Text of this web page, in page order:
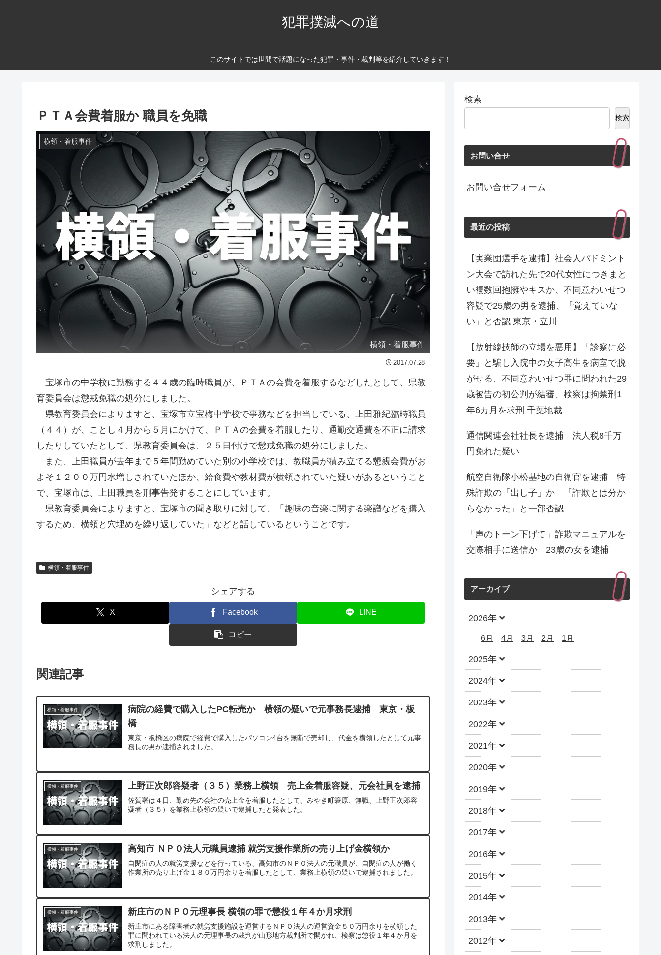
犯罪撲滅への道
このサイトでは世間で話題になった犯罪・事件・裁判等を紹介していきます！
ＰＴＡ会費着服か 職員を免職
横領・着服事件
横領・着服事件
2017.07.28
宝塚市の中学校に勤務する４４歳の臨時職員が、ＰＴＡの会費を着服するなどしたとして、県教
育委員会は懲戒免職の処分にしました。
県教育委員会によりますと、宝塚市立宝梅中学校で事務などを担当している、上田雅紀臨時職員
（４４）が、ことし４月から５月にかけて、ＰＴＡの会費を着服したり、通勤交通費を不正に請求
したりしていたとして、県教育委員会は、２５日付けで懲戒免職の処分にしました。
また、上田職員が去年まで５年間勤めていた別の小学校では、教職員が積み立てる懇親会費がお
よそ１２００万円水増しされていたほか、給食費や教材費が横領されていた疑いがあるということ
で、宝塚市は、上田職員を刑事告発することにしています。
県教育委員会によりますと、宝塚市の聞き取りに対して、「趣味の音楽に関する楽譜などを購入
するため、横領と穴埋めを繰り返していた」などと話しているということです。
横領・着服事件
シェアする
X Facebook LINE
コピー
関連記事
横領・着服事件
病院の経費で購入したPC転売か 横領の疑いで元事務長逮捕 東京・板
橋
東京・板橋区の病院で経費で購入したパソコン4台を無断で売却し、代金を横領したとして元事
務長の男が逮捕されました。
横領・着服事件 上野正次郎容疑者（３５）業務上横領 売上金着服容疑、元会社員を逮捕
佐賀署は４日、勤め先の会社の売上金を着服したとして、みやき町簑原、無職、上野正次郎容
疑者（３５）を業務上横領の疑いで逮捕したと発表した。
横領・着服事件 高知市 ＮＰＯ法人元職員逮捕 就労支援作業所の売り上げ金横領か
自閉症の人の就労支援などを行っている、高知市のＮＰＯ法人の元職員が、自閉症の人が働く
作業所の売り上げ金１８０万円余りを着服したとして、業務上横領の疑いで逮捕されました。
横領・着服事件 新庄市のＮＰＯ元理事長 横領の罪で懲役１年４か月求刑
新庄市にある障害者の就労支援施設を運営するＮＰＯ法人の運営資金５０万円余りを横領した
罪に問われている法人の元理事長の裁判が山形地方裁判所で開かれ、検察は懲役１年４か月を
求刑しました。
検索
検索
お問い合せ
お問い合せフォーム
最近の投稿
【実業団選手を逮捕】社会人バドミント
ン大会で訪れた先で20代女性につきまと
い複数回抱擁やキスか、不同意わいせつ
容疑で25歳の男を逮捕、「覚えていな
い」と否認 東京・立川
【放射線技師の立場を悪用】「診察に必
要」と騙し入院中の女子高生を病室で脱
がせる、不同意わいせつ罪に問われた29
歳被告の初公判が結審、検察は拘禁刑1
年6カ月を求刑 千葉地裁
通信関連会社社長を逮捕 法人税8千万
円免れた疑い
航空自衛隊小松基地の自衛官を逮捕 特
殊詐欺の「出し子」か 「詐欺とは分か
らなかった」と一部否認
「声のトーン下げて」詐欺マニュアルを
交際相手に送信か 23歳の女を逮捕
アーカイブ
2026年
6月 4月 3月 2月 1月
2025年
2024年
2023年
2022年
2021年
2020年
2019年
2018年
2017年
2016年
2015年
2014年
2013年
2012年